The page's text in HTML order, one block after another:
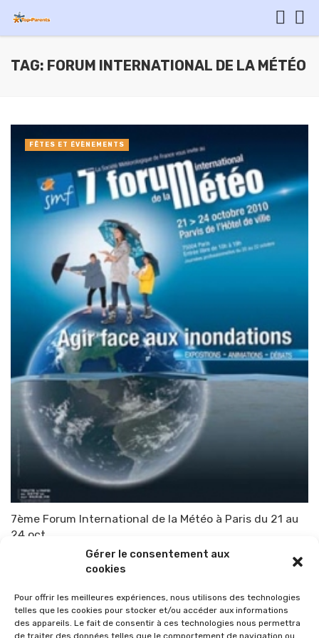
Gérer le consentement aux
cookies
Pour offrir les meilleures expériences, nous utilisons des technologies
telles que les cookies pour stocker et/ou accéder aux informations
des appareils. Le fait de consentir à ces technologies nous permettra
de traiter des données telles que le comportement de navigation ou
TAG: FORUM INTERNATIONAL DE LA MÉTÉO
7ème Forum International de la Météo à Paris du 21 au
24 oct
TOP-PARENTS 30 septembre 2010
FÊTES ET ÉVÈNEMENTS